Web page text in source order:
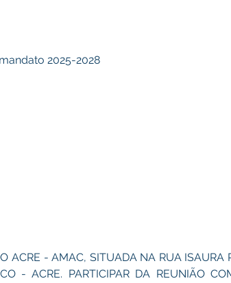
2025-2028
ACRE - AMAC, SITUADA NA RUA ISAURA
- ACRE. PARTICIPAR DA REUNIÃO